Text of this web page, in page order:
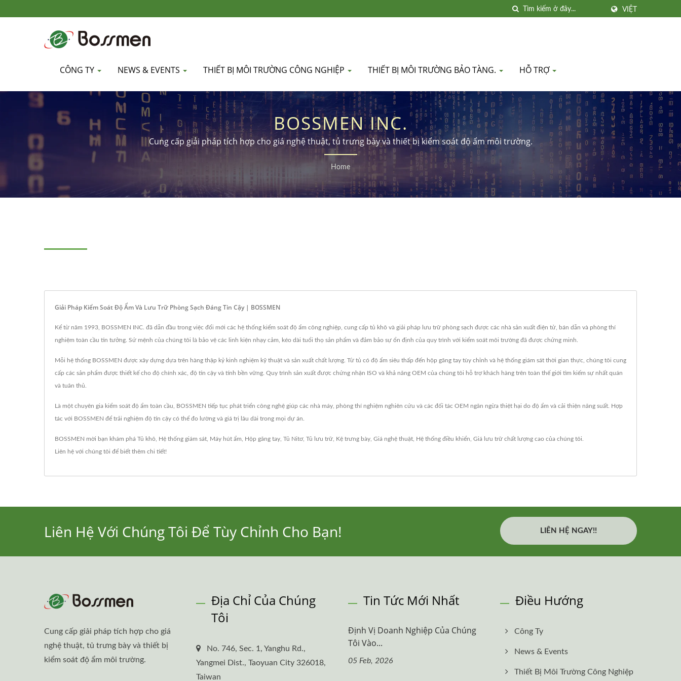
VIỆT
CÔNG TY NEWS & EVENTS THIẾT BỊ MÔI TRƯỜNG CÔNG NGHIỆP THIẾT BỊ MÔI TRƯỜNG BẢO TÀNG. HỖ TRỢ
BOSSMEN INC.
Cung cấp giải pháp tích hợp cho giá nghệ thuật, tủ trưng bày và thiết bị kiểm soát độ ẩm môi trường.
Home
Giải Pháp Kiểm Soát Độ Ẩm Và Lưu Trữ Phòng Sạch Đáng Tin Cậy | BOSSMEN
Kể từ năm 1993, BOSSMEN INC. đã dẫn đầu trong việc đổi mới các hệ thống kiểm soát độ ẩm công nghiệp, cung cấp tủ khô và giải pháp lưu trữ phòng sạch được các nhà sản xuất điện tử, bán dẫn và phòng thí
nghiệm toàn cầu tin tưởng. Sứ mệnh của chúng tôi là bảo vệ các linh kiện nhạy cảm, kéo dài tuổi thọ sản phẩm và đảm bảo sự ổn định của quy trình với kiểm soát môi trường đã được chứng minh.
Mỗi hệ thống BOSSMEN được xây dựng dựa trên hàng thập kỷ kinh nghiệm kỹ thuật và sản xuất chất lượng. Từ tủ có độ ẩm siêu thấp đến hộp găng tay tùy chỉnh và hệ thống giám sát thời gian thực, chúng tôi cung
cấp các sản phẩm được thiết kế cho độ chính xác, độ tin cậy và tính bền vững. Quy trình sản xuất được chứng nhận ISO và khả năng OEM của chúng tôi hỗ trợ khách hàng trên toàn thế giới tìm kiếm sự nhất quán
và tuân thủ.
Là một chuyên gia kiểm soát độ ẩm toàn cầu, BOSSMEN tiếp tục phát triển công nghệ giúp các nhà máy, phòng thí nghiệm nghiên cứu và các đối tác OEM ngăn ngừa thiệt hại do độ ẩm và cải thiện năng suất. Hợp
tác với BOSSMEN để trải nghiệm độ tin cậy có thể đo lường và giá trị lâu dài trong mọi dự án.
BOSSMEN mời bạn khám phá Tủ khô Hệ thống giám sát Máy hút ẩm Hộp găng tay Tủ Nitơ, Tủ lưu trữ Kệ trưng bày Giá nghệ thuật Hệ thống điều khiển Giá lưu trữ chất lượng cao của chúng tôi.
Liên hệ với chúng tôi để biết thêm chi tiết!
Liên Hệ Với Chúng Tôi Để Tùy Chỉnh Cho Bạn! LIÊN HỆ NGAY!!
Cung cấp giải pháp tích hợp cho giá
nghệ thuật, tủ trưng bày và thiết bị
kiểm soát độ ẩm môi trường.
Địa Chỉ Của Chúng
Tôi
No. 746, Sec. 1, Yanghu Rd.,
Yangmei Dist., Taoyuan City 326018,
Taiwan
Tin Tức Mới Nhất
Định Vị Doanh Nghiệp Của Chúng
Tôi Vào...
05 Feb, 2026
Điều Hướng
Công Ty
News & Events
Thiết Bị Môi Trường Công Nghiệp